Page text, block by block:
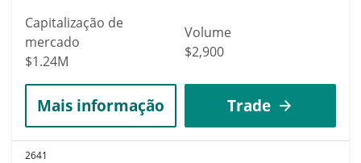
Capitalização de
mercado
$1.24M
Volume
$2,900
Mais informação Trade
2641